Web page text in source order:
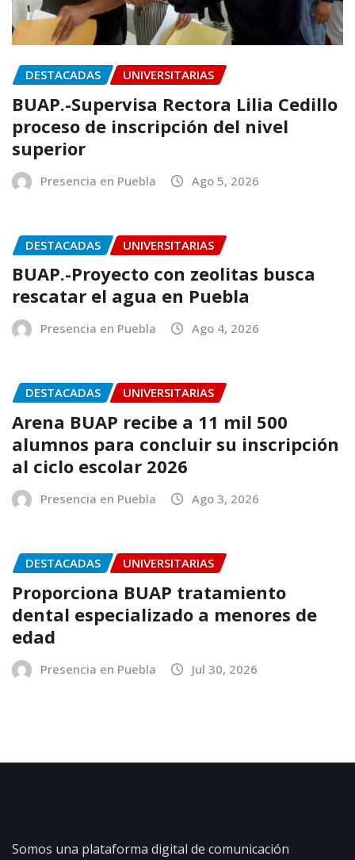
DESTACADAS UNIVERSITARIAS
BUAP.-Supervisa Rectora Lilia Cedillo
proceso de inscripción del nivel
superior
Presencia en Puebla Ago 5, 2026
DESTACADAS UNIVERSITARIAS
BUAP.-Proyecto con zeolitas busca
rescatar el agua en Puebla
Presencia en Puebla Ago 4, 2026
DESTACADAS UNIVERSITARIAS
Arena BUAP recibe a 11 mil 500
alumnos para concluir su inscripción
al ciclo escolar 2026
Presencia en Puebla Ago 3, 2026
DESTACADAS UNIVERSITARIAS
Proporciona BUAP tratamiento
dental especializado a menores de
edad
Presencia en Puebla Jul 30, 2026
Somos una plataforma digital de comunicación